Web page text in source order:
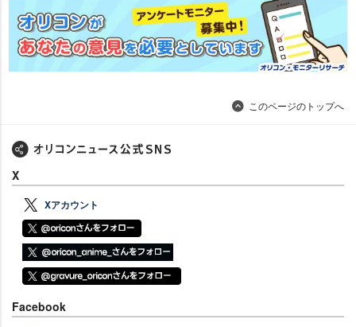
このページのトップへ
X
Xアカウント
Facebook